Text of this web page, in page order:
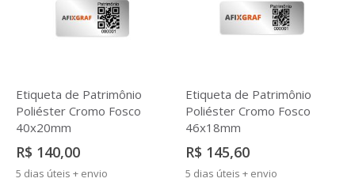
Etiqueta de Patrimônio
Poliéster Cromo Fosco
40x20mm
R$ 140,00
5 dias úteis + envio
Etiqueta de Patrimônio
Poliéster Cromo Fosco
46x18mm
R$ 145,60
5 dias úteis + envio